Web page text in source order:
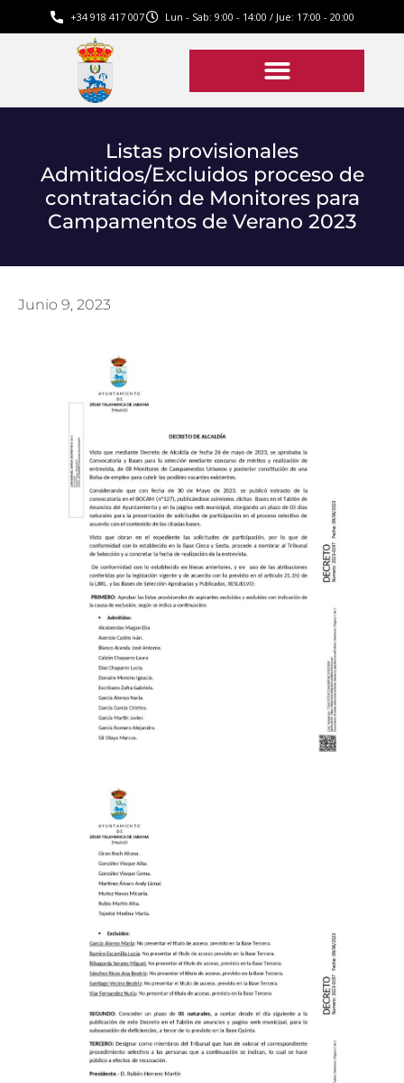
+34 918 417 007 Lun - Sab: 9:00 - 14:00 / Jue: 17:00 - 20:00
Listas provisionales
Admitidos/Excluidos proceso de
contratación de Monitores para
Campamentos de Verano 2023
Junio 9, 2023